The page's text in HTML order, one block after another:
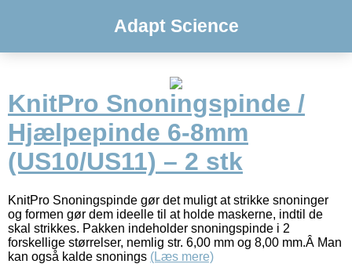
Adapt Science
KnitPro Snoningspinde /
Hjælpepinde 6-8mm
(US10/US11) – 2 stk
KnitPro Snoningspinde gør det muligt at strikke snoninger
og formen gør dem ideelle til at holde maskerne, indtil de
skal strikkes. Pakken indeholder snoningspinde i 2
forskellige størrelser, nemlig str. 6,00 mm og 8,00 mm.Â Man
kan også kalde snonings (Læs mere)